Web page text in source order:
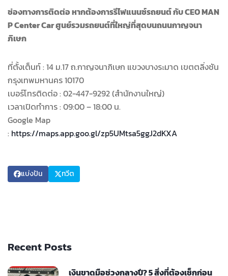
ช่องทางการติดต่อ หากต้องการรีไฟแนนซ์รถยนต์ กับ CEO MAN
P Center Car ศูนย์รวมรถยนต์ที่ใหญ่ที่สุดบนถนนกาญจนา
ภิเษก
ที่ตั้งเต็นท์ : 14 ม.17 ถ.กาญจนาภิเษก แขวงบางระมาด เขตตลิ่งชัน
กรุงเทพมหานคร 10170
เบอร์โทรติดต่อ : 02-447-9292 (สำนักงานใหญ่)
เวลาเปิดทำการ : 09:00 – 18:00 น.
Google Map
: https://maps.app.goo.gl/zp5UMtsa5ggJ2dKXA
แบ่งปัน ทวีต
Recent Posts
เงินขาดมือช่วงกลางปี? 5 สิ่งที่ต้องเช็กก่อน